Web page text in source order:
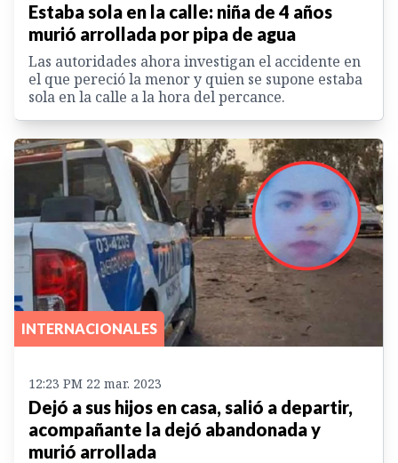
Estaba sola en la calle: niña de 4 años
murió arrollada por pipa de agua
Las autoridades ahora investigan el accidente en
el que pereció la menor y quien se supone estaba
sola en la calle a la hora del percance.
INTERNACIONALES
12:23 PM 22 mar. 2023
Dejó a sus hijos en casa, salió a departir,
acompañante la dejó abandonada y
murió arrollada